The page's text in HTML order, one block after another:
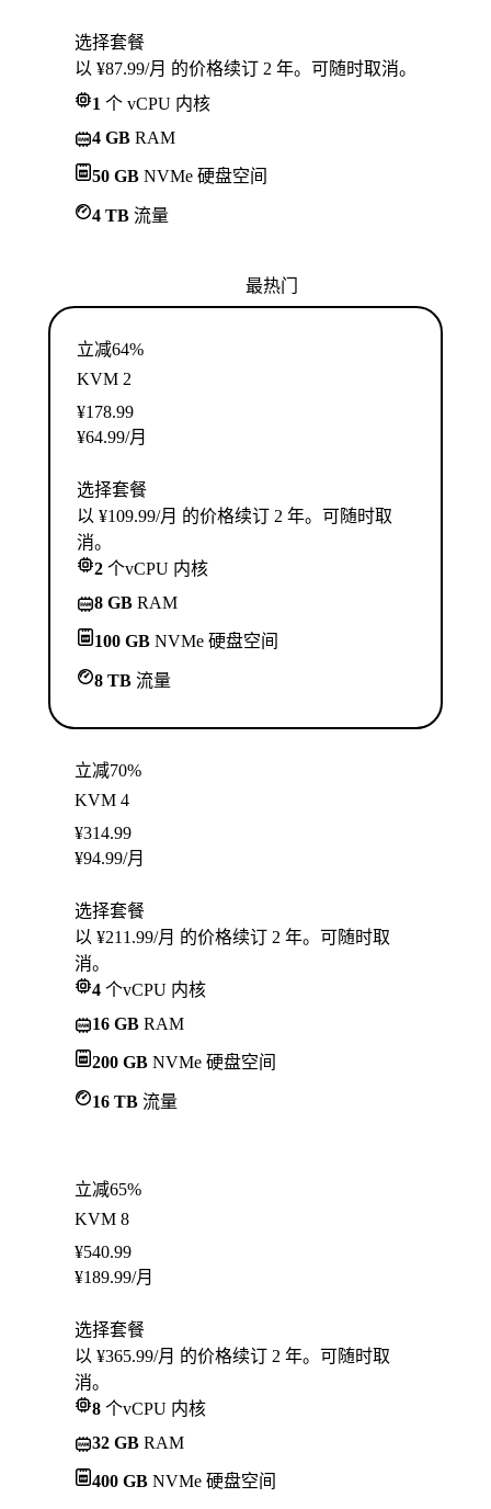
选择套餐
以 ¥87.99/月 的价格续订 2 年。可随时取消。
1 个 vCPU 内核
4 GB RAM
50 GB NVMe 硬盘空间
4 TB 流量
最热门
立减64%
KVM 2
¥178.99
¥64.99/月
选择套餐
以 ¥109.99/月 的价格续订 2 年。可随时取
消。
2 个vCPU 内核
8 GB RAM
100 GB NVMe 硬盘空间
8 TB 流量
立减70%
KVM 4
¥314.99
¥94.99/月
选择套餐
以 ¥211.99/月 的价格续订 2 年。可随时取
消。
4 个vCPU 内核
16 GB RAM
200 GB NVMe 硬盘空间
16 TB 流量
立减65%
KVM 8
¥540.99
¥189.99/月
选择套餐
以 ¥365.99/月 的价格续订 2 年。可随时取
消。
8 个vCPU 内核
32 GB RAM
400 GB NVMe 硬盘空间